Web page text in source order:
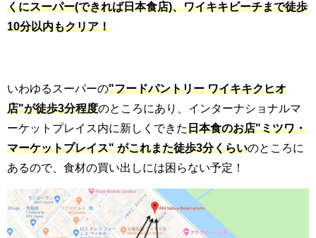
くにスーパー(できれば日本食店)、ワイキキビーチまで徒歩
10分以内もクリア！
いわゆるスーパーの"フードパントリー ワイキキクヒオ
店"が徒歩3分程度のところにあり、インターナショナルマ
ーケットプレイス内に新しくできた日本食のお店"ミツワ・
マーケットプレイス" がこれまた徒歩3分くらいのところに
あるので、食材の買い出しには困らない予定！